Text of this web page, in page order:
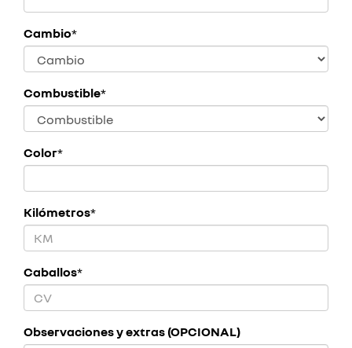
Cambio*
Combustible*
Color*
Kilómetros*
Caballos*
Observaciones y extras (OPCIONAL)